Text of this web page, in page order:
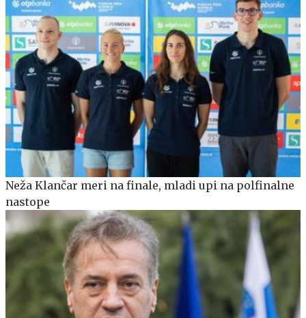
Neža Klančar meri na finale, mladi upi na polfinalne
nastope